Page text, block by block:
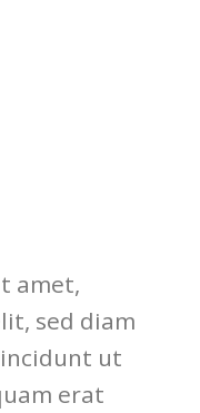
amet,
sed diam
ut
erat